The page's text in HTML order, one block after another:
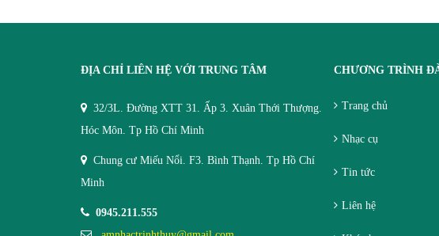
ĐỊA CHỈ LIÊN HỆ VỚI TRUNG TÂM
32/3L. Đường XTT 31. Ấp 3. Xuân Thới Thượng.
Hóc Môn. Tp Hồ Chí Minh
Chung cư Miếu Nổi. F3. Bình Thạnh. Tp Hồ Chí
Minh
0945.211.555
CHƯƠNG TRÌNH
Trang chủ
Nhạc cụ
Tin tức
Liên hệ